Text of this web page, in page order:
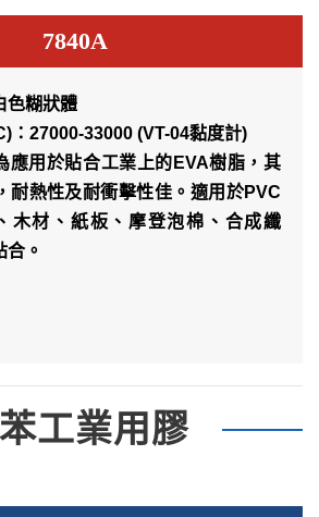
7840A
色糊狀體
：27000-33000 (VT-04黏度計)
應用於貼合工業上的EVA樹脂，其
耐熱性及耐衝擊性佳。適用於PVC
木材、紙板、摩登泡棉、合成纖
。
工業用膠